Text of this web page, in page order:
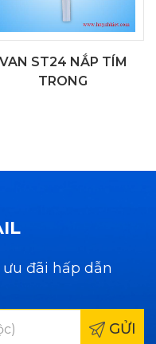
VAN ST24 NẮP TÍM
TRONG
đãi hấp dẫn
GỬI